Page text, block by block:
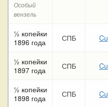
Особый
вензель
½ копейки
1896 года
СПБ Cu
½ копейки
1897 года
СПБ Cu
½ копейки
1898 года
СПБ Cu